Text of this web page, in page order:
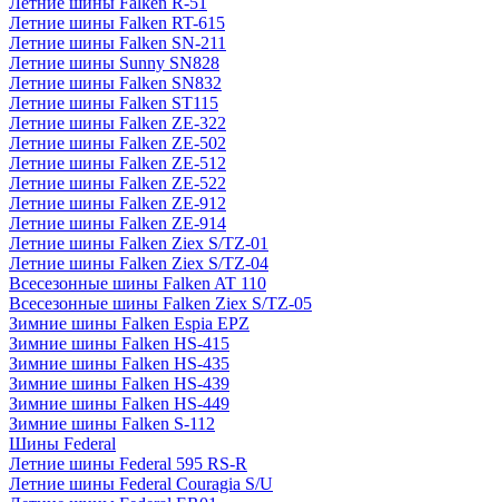
Летние шины Falken RT-615
Летние шины Falken SN-211
Летние шины Sunny SN828
Летние шины Falken SN832
Летние шины Falken ST115
Летние шины Falken ZE-322
Летние шины Falken ZE-502
Летние шины Falken ZE-512
Летние шины Falken ZE-522
Летние шины Falken ZE-912
Летние шины Falken ZE-914
Летние шины Falken Ziex S/TZ-01
Летние шины Falken Ziex S/TZ-04
Всесезонные шины Falken AT 110
Всесезонные шины Falken Ziex S/TZ-05
Зимние шины Falken Espia EPZ
Зимние шины Falken HS-415
Зимние шины Falken HS-435
Зимние шины Falken HS-439
Зимние шины Falken HS-449
Зимние шины Falken S-112
Шины Federal
Летние шины Federal 595 RS-R
Летние шины Federal Couragia S/U